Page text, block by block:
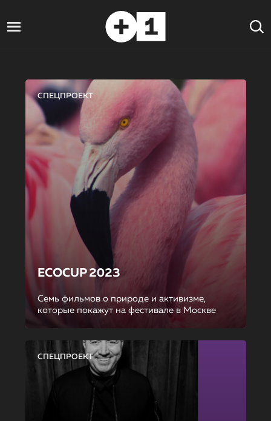
СПЕЦПРОЕКТ
ECOCUP 2023
Семь фильмов о природе и активизме,
которые покажут на фестивале в Москве
СПЕЦПРОЕКТ